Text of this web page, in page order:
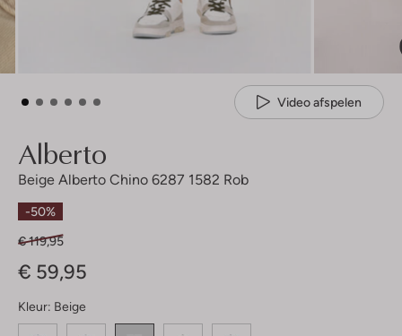
Video afspelen
Alberto
Beige Alberto Chino 6287 1582 Rob
-50%
€ 119,95
€ 59,95
Kleur: Beige